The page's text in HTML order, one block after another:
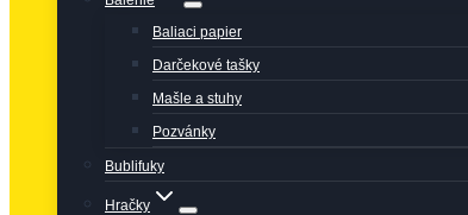
Baliaci papier
Darčekové tašky
Mašle a stuhy
Pozvánky
Bublifuky
Hračky